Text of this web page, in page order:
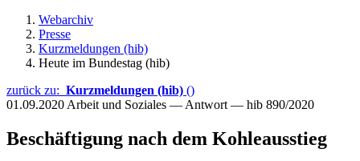
Webarchiv
Presse
Kurzmeldungen (hib)
Heute im Bundestag (hib)
zurück zu: Kurzmeldungen (hib) ()
01.09.2020 Arbeit und Soziales — Antwort — hib 890/2020
Beschäftigung nach dem Kohleausstieg